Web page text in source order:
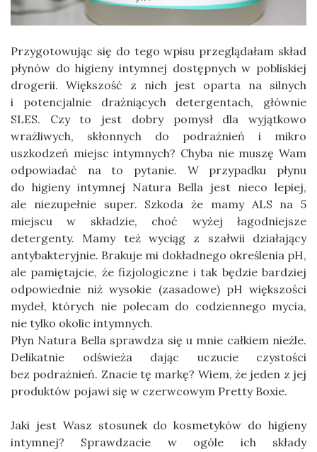
Przygotowując się do tego wpisu przeglądałam skład
płynów do higieny intymnej dostępnych w pobliskiej
drogerii. Większość z nich jest oparta na silnych
i potencjalnie drażniących detergentach, głównie
SLES. Czy to jest dobry pomysł dla wyjątkowo
wrażliwych, skłonnych do podrażnień i mikro
uszkodzeń miejsc intymnych? Chyba nie muszę Wam
odpowiadać na to pytanie. W przypadku płynu
do higieny intymnej Natura Bella jest nieco lepiej,
ale niezupełnie super. Szkoda że mamy ALS na 5
miejscu w składzie, choć wyżej łagodniejsze
detergenty. Mamy też wyciąg z szałwii działający
antybakteryjnie. Brakuje mi dokładnego określenia pH,
ale pamiętajcie, że fizjologiczne i tak będzie bardziej
odpowiednie niż wysokie (zasadowe) pH większości
mydeł, których nie polecam do codziennego mycia,
nie tylko okolic intymnych.
Płyn Natura Bella sprawdza się u mnie całkiem nieźle.
Delikatnie odświeża dając uczucie czystości
bez podrażnień. Znacie tę markę? Wiem, że jeden z jej
produktów pojawi się w czerwcowym Pretty Boxie.
Jaki jest Wasz stosunek do kosmetyków do higieny
intymnej? Sprawdzacie w ogóle ich składy